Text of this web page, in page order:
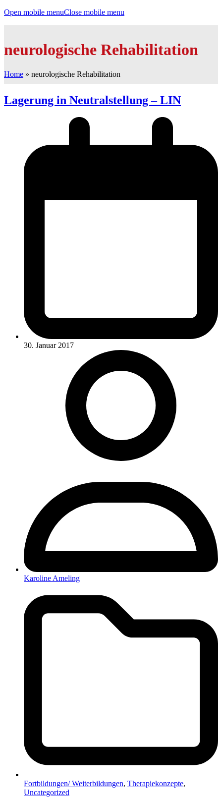
Open mobile menuClose mobile menu
neurologische Rehabilitation
Home » neurologische Rehabilitation
Lagerung in Neutralstellung – LIN
30. Januar 2017
Karoline Ameling
Fortbildungen/ Weiterbildungen, Therapiekonzepte,
Uncategorized